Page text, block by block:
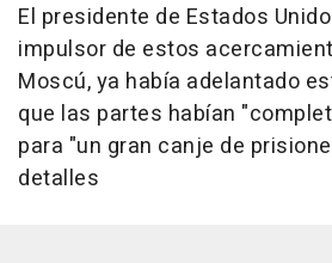
El presidente de Estados
impulsor de estos
Moscú, ya había adelantado
que las partes habían
para "un gran canje de
detalles